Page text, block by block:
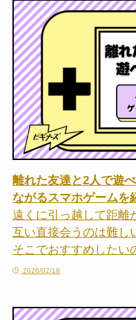
離れた友達と2人で遊
ながるスマホゲームを
遠くに引っ越して距離
互い直接会うのは難し
そこでおすすめしたい
2026/02/18